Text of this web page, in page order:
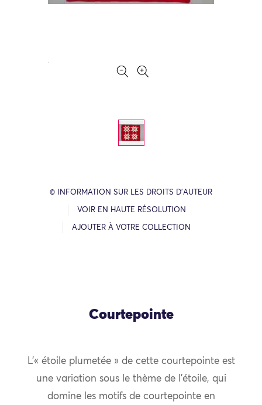
© INFORMATION SUR LES DROITS D’AUTEUR
VOIR EN HAUTE RÉSOLUTION
AJOUTER À VOTRE COLLECTION
Courtepointe
L’« étoile plumetée » de cette courtepointe est
une variation sous le thème de l’étoile, qui
domine les motifs de courtepointe en